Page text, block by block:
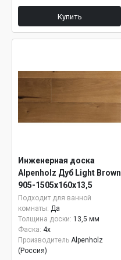
Купить
Инженерная доска
Alpenholz Дуб Light Brown
905-1505х160х13,5
Подходит для ванной
комнаты: Да
Толщина доски: 13,5 мм
Фаска: 4x
Производитель Alpenholz
(Россия)